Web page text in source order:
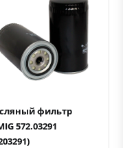
Быстрый просмотрДобавить к сравнению
Добавить в избранное
фильтр
572.03291